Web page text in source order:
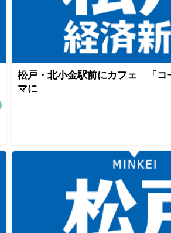
松戸・北小金駅前にカフェ 「コ
マに